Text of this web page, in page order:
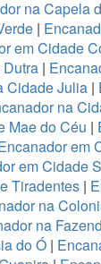
na Capela
|
em Cidade
|
Cidade Julia |
na
Mae do Céu |
em
em Cidade
Tiradentes |
na
na
do Ó|